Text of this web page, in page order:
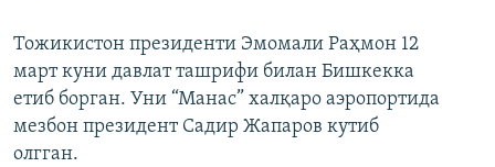
Тожикистон президенти Эмомали Раҳмон 12
март куни давлат ташрифи билан Бишкекка
етиб борган. Уни “Манас” халқаро аэропортида
мезбон президент Садир Жапаров кутиб
олгган.